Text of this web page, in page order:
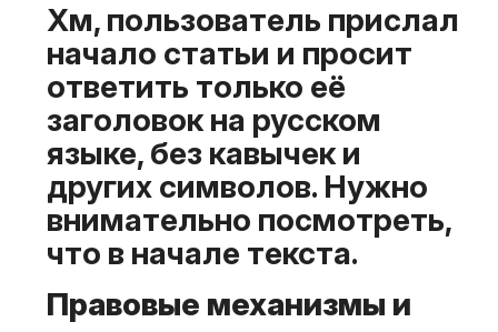
Хм, пользователь прислал
начало статьи и просит
ответить только её
заголовок на русском
языке, без кавычек и
других символов. Нужно
внимательно посмотреть,
что в начале текста.
Правовые механизмы и